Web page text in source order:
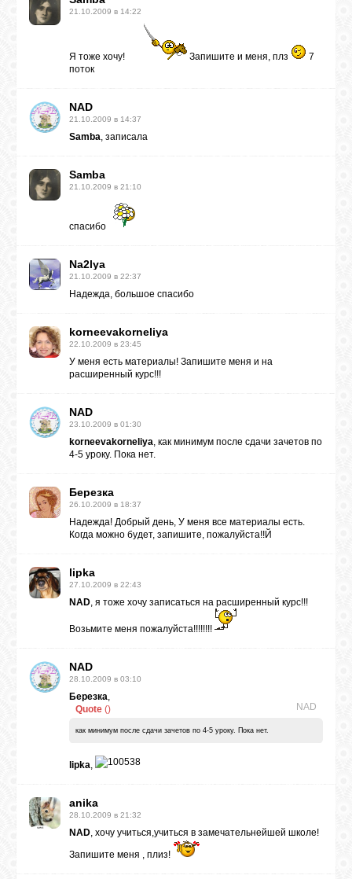
21.10.2009 в 14:22
Я тоже хочу! Запишите и меня, плз
7
поток
NAD
21.10.2009 в 14:37
Samba, записала
Samba
21.10.2009 в 21:10
спасибо
Na2lya
21.10.2009 в 22:37
Надежда, большое спасибо
korneevakorneliya
22.10.2009 в 23:45
У меня есть материалы! Запишите меня и на
расширенный курс!!!
NAD
23.10.2009 в 01:30
korneevakorneliya, как минимум после сдачи зачетов по
4-5 уроку. Пока нет.
Березка
26.10.2009 в 18:37
Надежда! Добрый день, У меня все материалы есть.
Когда можно будет, запишите, пожалуйста!!Й
lipka
27.10.2009 в 22:43
NAD, я тоже хочу записаться на расширенный курс!!!
Возьмите меня пожалуйста!!!!!!!!
NAD
28.10.2009 в 03:10
Березка,
Quote ( NAD
)
как минимум после сдачи зачетов по 4-5 уроку. Пока нет.
lipka,
anika
28.10.2009 в 21:32
NAD, хочу учиться,учиться в замечательнейшей школе!
Запишите меня , плиз!